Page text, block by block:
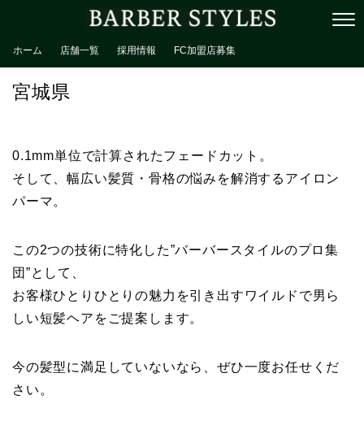
ホーム 店舗一覧 採用情報 FC加盟店募集
宮城県
0.1mm単位で計算されたフェードカット。
そして、幅広い髪質・骨格の悩みを解消するアイロン
パーマ。
この2つの技術に特化した”バーバースタイルのプロ集
団”として、
お客様ひとりひとりの魅力を引き出すワイルドで男ら
しい短髪ヘアをご提案します。
今の髪型に満足していないなら、ぜひ一度お任せくだ
さい。